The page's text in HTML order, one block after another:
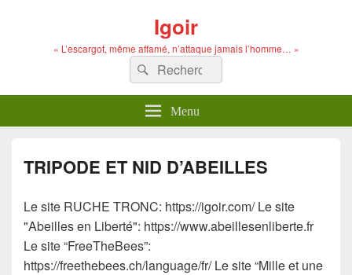
Igoir
« L’escargot, même affamé, n’attaque jamais l’homme… »
Recherche :
Rechercher
Menu
TRIPODE ET NID D’ABEILLES
Le site RUCHE TRONC: https://igoir.com/ Le site
"Abeilles en Liberté": https://www.abeillesenliberte.fr
Le site “FreeTheBees”:
https://freethebees.ch/language/fr/ Le site “Mille et une